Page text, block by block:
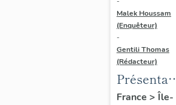
Malek Houssam
(Enquêteur)
-
Gentili Thomas
(Rédacteur)
de l'étude
France > Île-